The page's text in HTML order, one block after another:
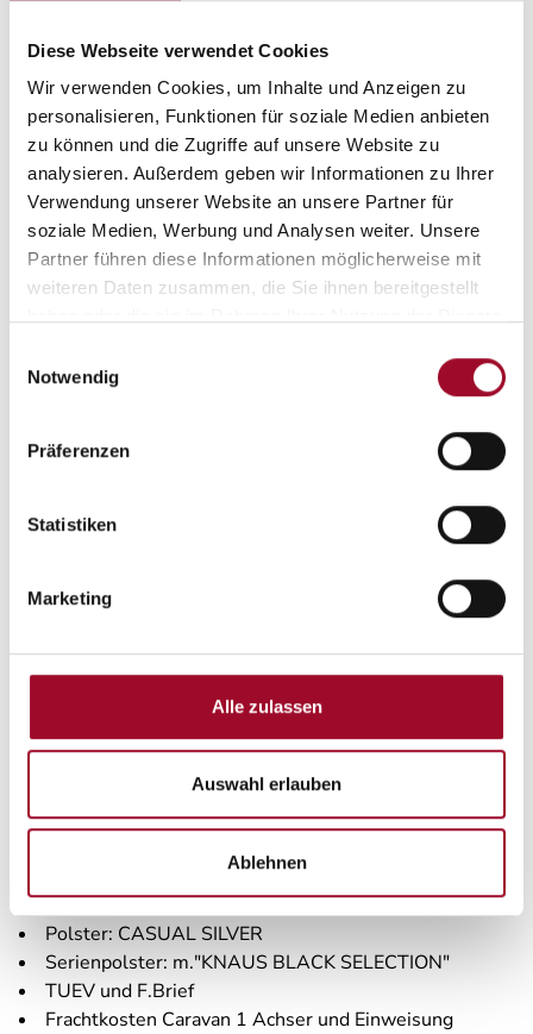
Diese Webseite verwendet Cookies
Wir verwenden Cookies, um Inhalte und Anzeigen zu
personalisieren, Funktionen für soziale Medien anbieten
zu können und die Zugriffe auf unsere Website zu
analysieren. Außerdem geben wir Informationen zu Ihrer
Verwendung unserer Website an unsere Partner für
soziale Medien, Werbung und Analysen weiter. Unsere
Partner führen diese Informationen möglicherweise mit
weiteren Daten zusammen, die Sie ihnen bereitgestellt
Notwendig
Präferenzen
Statistiken
Marketing
Alle zulassen
Auswahl erlauben
Ablehnen
Beschreibung
Sonderausstattung:
Dachhaube (Hebe-Kipp) 96 x 65 cm, (Heck)
Deichselabdeckung
Sonderbeklebung "KNAUS BLACK SELECTION"
Aufbaudesign Campovolo Grau - Monoachser
Auflastung auf 1.700 kg (1.700 kg-Fahrwe
17" Leichtmetallfelgen - Monoachser, Sch
TV-Vorbereitung mit Steckdose und Kabelv
Combi-Aussensteckdose (Strom + TV)
Stimmungsvolle Ambientebeleuchtung
MARKEN Bluetooth Soundsystem
TRUMA CP-Plus, digitales Heizungsbedienp
Rollbettfunktion fuer Einzelbetten
Polster: CASUAL SILVER
Serienpolster: m."KNAUS BLACK SELECTION"
TUEV und F.Brief
Frachtkosten Caravan 1 Achser und Einweisung